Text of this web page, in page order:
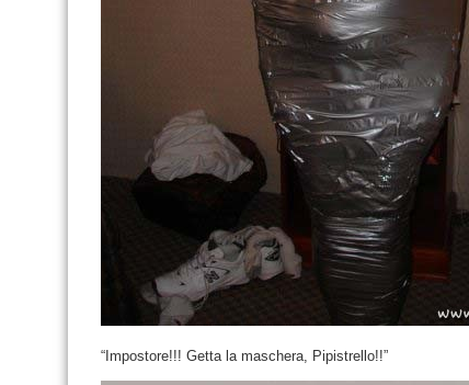
“Impostore!!! Getta la maschera, Pipistrello!!”